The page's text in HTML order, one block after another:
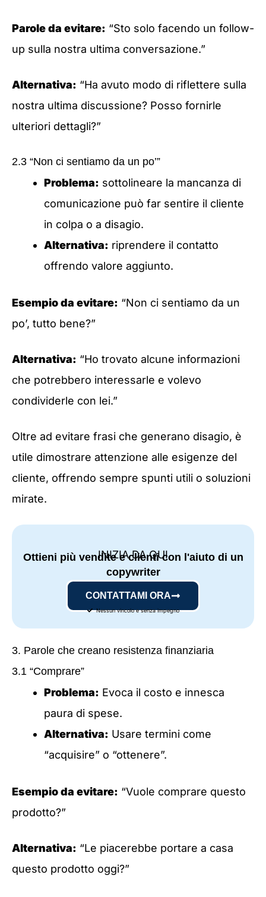
Parole da evitare: “Sto solo facendo un follow-
up sulla nostra ultima conversazione.”
Alternativa: “Ha avuto modo di riflettere sulla
nostra ultima discussione? Posso fornirle
ulteriori dettagli?”
2.3 “Non ci sentiamo da un po’”
Problema: sottolineare la mancanza di
comunicazione può far sentire il cliente
in colpa o a disagio.
Alternativa: riprendere il contatto
offrendo valore aggiunto.
Esempio da evitare: “Non ci sentiamo da un
po’, tutto bene?”
Alternativa: “Ho trovato alcune informazioni
che potrebbero interessarle e volevo
condividerle con lei.”
Oltre ad evitare frasi che generano disagio, è
utile dimostrare attenzione alle esigenze del
cliente, offrendo sempre spunti utili o soluzioni
mirate.
INIZIA DA QUI
Ottieni più vendite e clienti con l'aiuto di un
copywriter
CONTATTAMI ORA
Nessun vincolo e senza impegno
3. Parole che creano resistenza finanziaria
3.1 “Comprare”
Problema: Evoca il costo e innesca
paura di spese.
Alternativa: Usare termini come
“acquisire” o “ottenere”.
Esempio da evitare: “Vuole comprare questo
prodotto?”
Alternativa: “Le piacerebbe portare a casa
questo prodotto oggi?”